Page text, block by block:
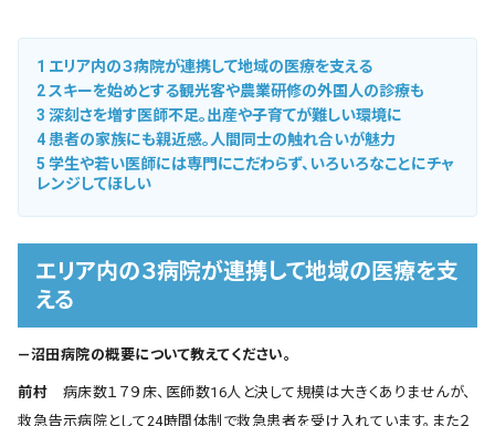
1 エリア内の３病院が連携して地域の医療を支える
2 スキーを始めとする観光客や農業研修の外国人の診療も
3 深刻さを増す医師不足。出産や子育てが難しい環境に
4 患者の家族にも親近感。人間同士の触れ合いが魅力
5 学生や若い医師には専門にこだわらず、いろいろなことにチャ
レンジしてほしい
エリア内の３病院が連携して地域の医療を支
える
―沼田病院の概要について教えてください。
前村 病床数１７９床、医師数16人と決して規模は大きくありませんが、
救急告示病院として24時間体制で救急患者を受け入れています。また２